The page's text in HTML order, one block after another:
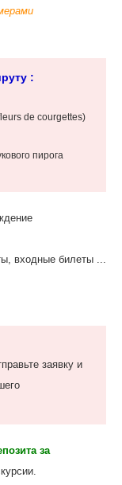
:
de courgettes)
пирога
входные билеты ...
заявку и
за